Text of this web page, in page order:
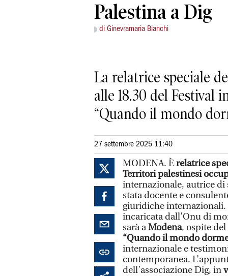
Palestina a Dig
di Ginevramaria Bianchi
La relatrice speciale
alle 18.30 del Festival
“Quando il mondo
27 settembre 2025 11:40
MODENA. Èrelatrice
Territori palestinesi
internazionale, autrice di
stata docente e
giuridiche
incaricata dall’Onu di
sarà aModena, ospite del
“Quando il mondo
internazionale e
contemporanea.
dell’associazione Dig, in